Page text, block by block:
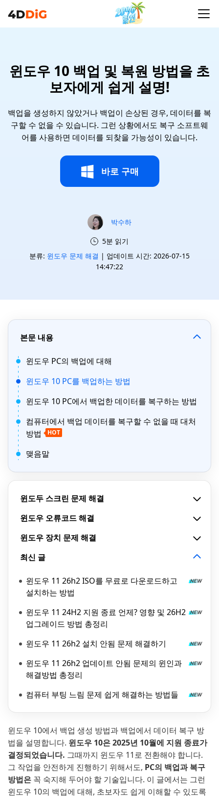
윈도우 10 백업 및 복원 방법을 초
보자에게 쉽게 설명!
백업을 생성하지 않았거나 백업이 손상된 경우, 데이터를 복
구할 수 없을 수 있습니다. 그런 상황에서도 복구 소프트웨
어를 사용하면 데이터를 되찾을 가능성이 있습니다.
바로 구매
박수하
5분 읽기
분류: 윈도우 문제 해결 | 업데이트 시간: 2026-07-15
14:47:22
본문 내용
윈도우 PC의 백업에 대해
윈도우 10 PC를 백업하는 방법
윈도우 10 PC에서 백업한 데이터를 복구하는 방법
컴퓨터에서 백업 데이터를 복구할 수 없을 때 대처
방법
HOT
맺음말
윈도두 스크린 문제 해결
윈도우 오류코드 해결
윈도우 장치 문제 해결
최신 글
윈도우 11 26h2 ISO를 무료로 다운로드하고
설치하는 방법
윈도우 11 24H2 지원 종료 언제? 영향 및 26H2
업그레이드 방법 총정리
윈도우 11 26h2 설치 안됨 문제 해결하기
윈도우 11 26h2 업데이트 안됨 문제의 윈인과
해결방법 총정리
컴퓨터 부팅 느림 문제 쉽게 해결하는 방법들
윈도우 10에서 백업 생성 방법과 백업에서 데이터 복구 방
법을 설명합니다. 윈도우 10은 2025년 10월에 지원 종료가
결정되었습니다. 그때까지 윈도우 11로 전환해야 합니다.
그 작업을 안전하게 진행하기 위해서도, PC의 백업과 복구
방법은 꼭 숙지해 두어야 할 기술입니다. 이 글에서는 그런
윈도우 10의 백업에 대해, 초보자도 쉽게 이해할 수 있도록